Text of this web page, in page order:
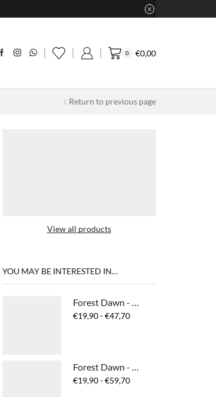
0 €0,00
Return to previous page
View all products
YOU MAY BE INTERESTED IN…
€19,90 - €47,70Prijsklasse:
€19,90 - €59,70Prijsklasse: